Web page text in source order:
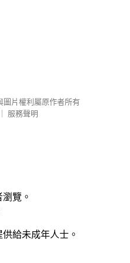
圖片權利屬原作者所有
服務聲明
覽。
給未成年人士。